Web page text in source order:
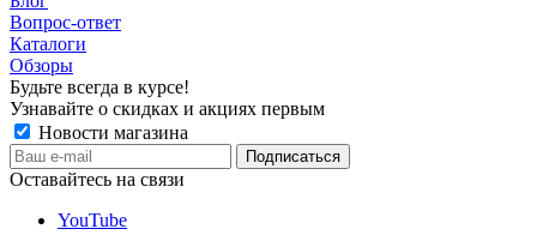
Вопрос-ответ
Каталоги
Обзоры
Будьте всегда в курсе!
Узнавайте о скидках и акциях первым
Новости магазина
Оставайтесь на связи
YouTube